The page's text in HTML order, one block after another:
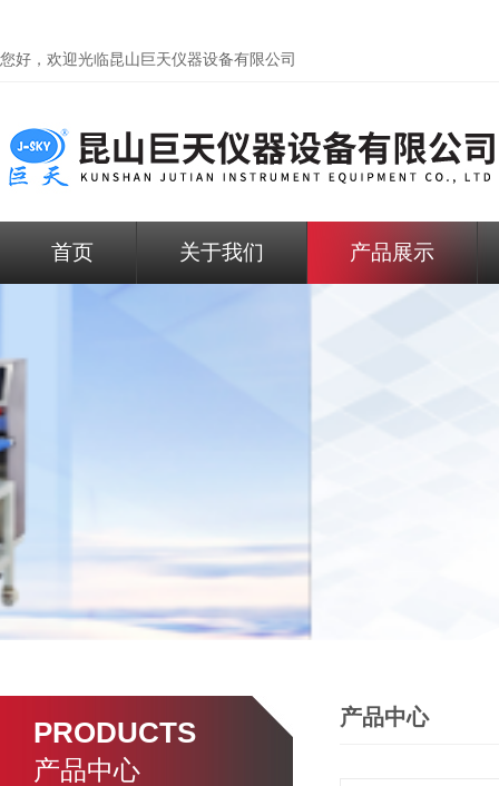
您好，欢迎光临昆山巨天仪器设备有限公司
首页 关于我们 产品展示
PRODUCTS
产品中心
产品中心